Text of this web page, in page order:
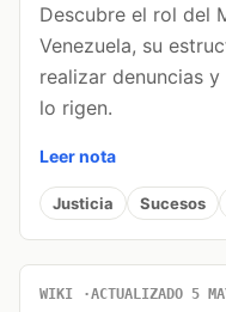
Descubre el rol del
Venezuela, su
realizar denuncias
lo rigen.
Leer nota
Justicia Sucesos
WIKI ACTUALIZADO 5